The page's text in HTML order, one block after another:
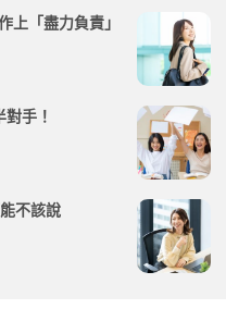
上「盡力負責」
手！
不該說